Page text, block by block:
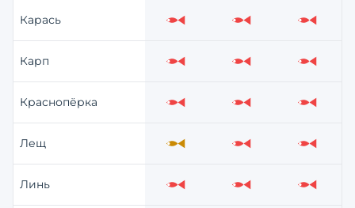
Карась Слабо Слабо Слабо
Карп Слабо Слабо Слабо
Краснопёрка Слабо Слабо Слабо
Лещ Средне Слабо Слабо
Линь Слабо Слабо Слабо